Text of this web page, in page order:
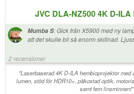
JVC DLA-NZ500 4K D-
Mumba S:Gick från X5900 med ny lampa till
att det skulle bli så enorm skillnad.
annan nivå. Svärtan är fortfarande magisk. Jag kan inte vara
nöjd än detta. Slog alla mina
XY Screens Max4K vilket är i största
motsvarar 120" så är det lite bättre tryck i bilden. Nu bara
en MadVr Core Mk2
2 recensioner
"Laserbaserad 4K D-ILA hembioprojektor med
lumen, stöd för HDR10+, påkostad optik,
samt fem linsminnen!"